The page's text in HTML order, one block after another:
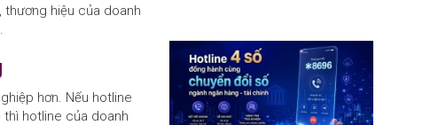
thương hiệu của doanh
hơn. Nếu hotline
hotline của doanh